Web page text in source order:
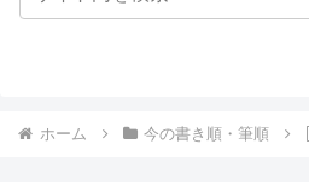
ホーム 今の書き順・筆順